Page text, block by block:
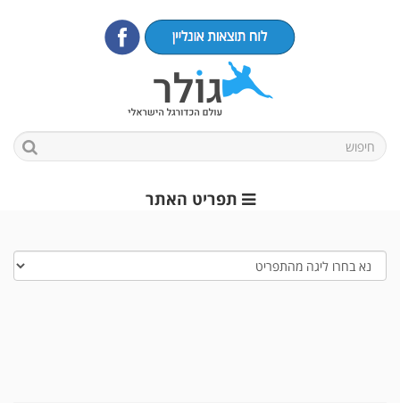
תפריט האתר